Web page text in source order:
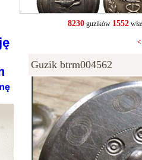
8230guzików 1552
Guzik btrm004562